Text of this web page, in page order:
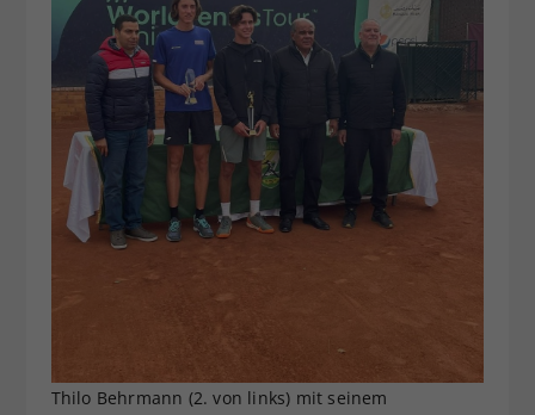
Thilo Behrmann (2. von links) mit seinem